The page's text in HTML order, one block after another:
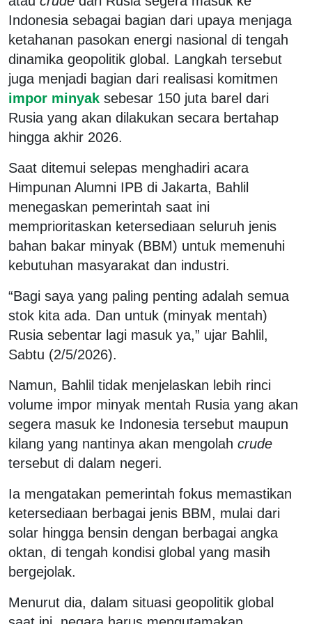
Indonesia sebagai bagian dari upaya menjaga
ketahanan pasokan energi nasional di tengah
dinamika geopolitik global. Langkah tersebut
juga menjadi bagian dari realisasi komitmen
impor minyak sebesar 150 juta barel dari
Rusia yang akan dilakukan secara bertahap
hingga akhir 2026.
Saat ditemui selepas menghadiri acara
Himpunan Alumni IPB di Jakarta, Bahlil
menegaskan pemerintah saat ini
memprioritaskan ketersediaan seluruh jenis
bahan bakar minyak (BBM) untuk memenuhi
kebutuhan masyarakat dan industri.
“Bagi saya yang paling penting adalah semua
stok kita ada. Dan untuk (minyak mentah)
Rusia sebentar lagi masuk ya,” ujar Bahlil,
Sabtu (2/5/2026).
Namun, Bahlil tidak menjelaskan lebih rinci
volume impor minyak mentah Rusia yang akan
segera masuk ke Indonesia tersebut maupun
kilang yang nantinya akan mengolah crude
tersebut di dalam negeri.
Ia mengatakan pemerintah fokus memastikan
ketersediaan berbagai jenis BBM, mulai dari
solar hingga bensin dengan berbagai angka
oktan, di tengah kondisi global yang masih
bergejolak.
Menurut dia, dalam situasi geopolitik global